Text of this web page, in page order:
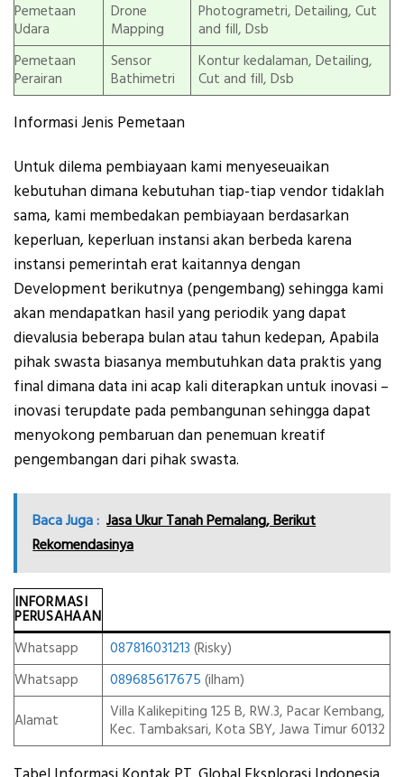
Pemetaan
Udara
Drone
Mapping
Photogrametri, Detailing, Cut
and fill, Dsb
Pemetaan
Perairan
Sensor
Bathimetri
Kontur kedalaman, Detailing,
Cut and fill, Dsb
Informasi Jenis Pemetaan
Untuk dilema pembiayaan kami menyeseuaikan
kebutuhan dimana kebutuhan tiap-tiap vendor tidaklah
sama, kami membedakan pembiayaan berdasarkan
keperluan, keperluan instansi akan berbeda karena
instansi pemerintah erat kaitannya dengan
Development berikutnya (pengembang) sehingga kami
akan mendapatkan hasil yang periodik yang dapat
dievalusia beberapa bulan atau tahun kedepan, Apabila
pihak swasta biasanya membutuhkan data praktis yang
final dimana data ini acap kali diterapkan untuk inovasi –
inovasi terupdate pada pembangunan sehingga dapat
menyokong pembaruan dan penemuan kreatif
pengembangan dari pihak swasta.
Baca Juga : Jasa Ukur Tanah Pemalang, Berikut
Rekomendasinya
INFORMASI
PERUSAHAAN
Whatsapp
087816031213 (Risky)
Whatsapp
089685617675 (ilham)
Alamat
Villa Kalikepiting 125 B, RW.3, Pacar Kembang,
Kec. Tambaksari, Kota SBY, Jawa Timur 60132